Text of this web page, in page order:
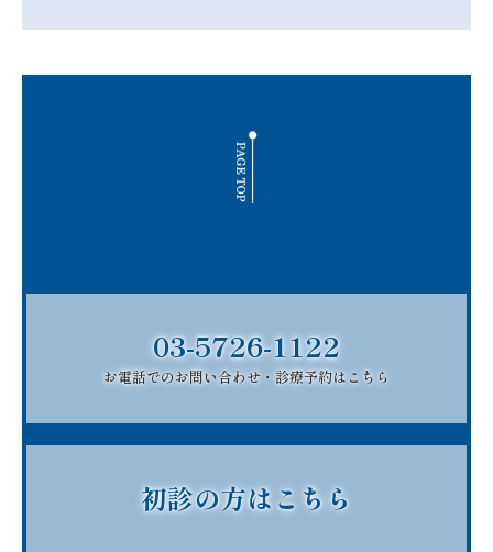
03-5726-1122
お電話でのお問い合わせ・診療予約はこちら
初診の方はこちら